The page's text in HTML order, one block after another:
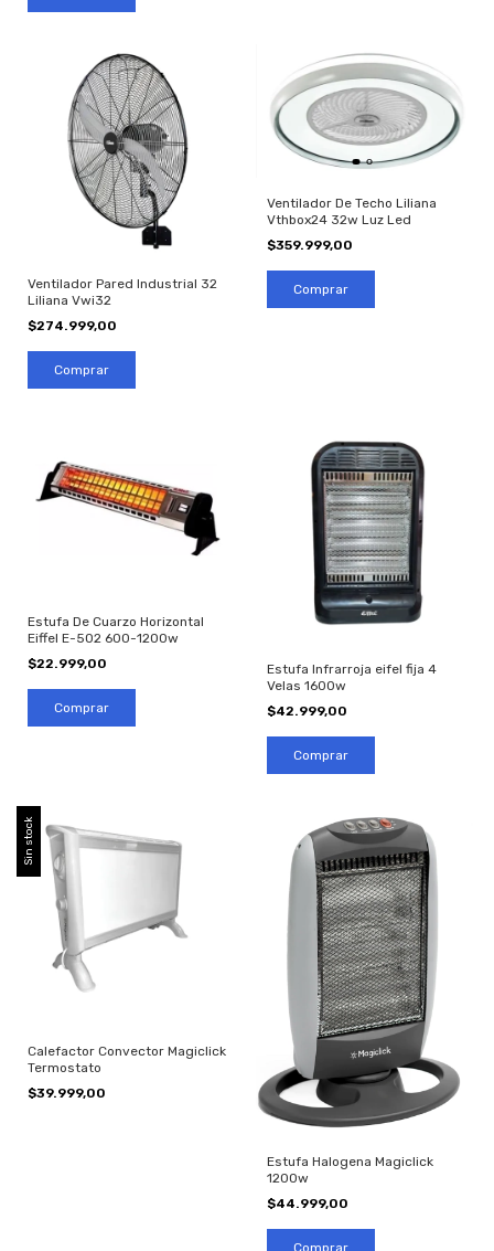
Ventilador Pared Industrial 32
Liliana Vwi32
$274.999,00
Ventilador De Techo Liliana
Vthbox24 32w Luz Led
$359.999,00
Estufa De Cuarzo Horizontal
Eiffel E-502 600-1200w
$22.999,00
Estufa Infrarroja eifel fija 4
Velas 1600w
$42.999,00
Sin stock
Calefactor Convector Magiclick
Termostato
$39.999,00
Estufa Halogena Magiclick
1200w
$44.999,00